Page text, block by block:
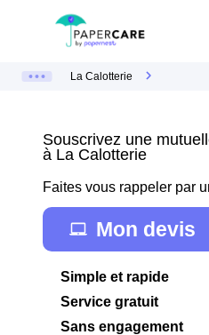
La Calotterie
Souscrivez une
à La Calotterie
Faites vous rappeler par
Mon devis
Simple et rapide
Service gratuit
Sans engagement